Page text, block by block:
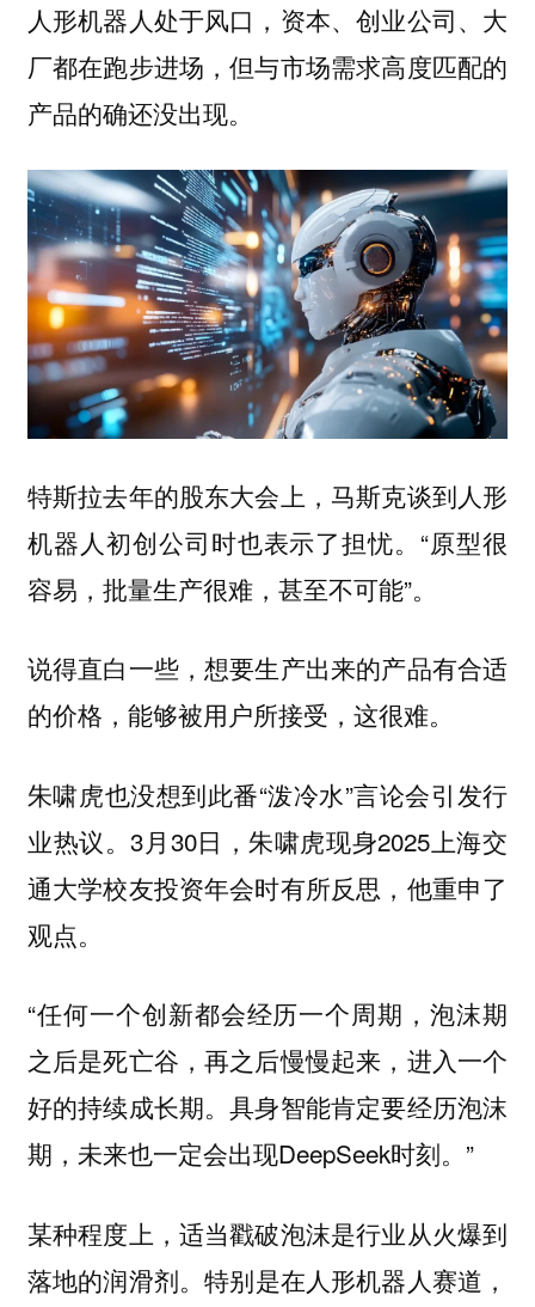
人形机器人处于风口，资本、创业公司、大
厂都在跑步进场，但与市场需求高度匹配的
产品的确还没出现。
特斯拉去年的股东大会上，马斯克谈到人形
机器人初创公司时也表示了担忧。“原型很
容易，批量生产很难，甚至不可能”。
说得直白一些，想要生产出来的产品有合适
的价格，能够被用户所接受，这很难。
朱啸虎也没想到此番“泼冷水”言论会引发行
业热议。3月30日，朱啸虎现身2025上海交
通大学校友投资年会时有所反思，他重申了
观点。
“任何一个创新都会经历一个周期，泡沫期
之后是死亡谷，再之后慢慢起来，进入一个
好的持续成长期。具身智能肯定要经历泡沫
期，未来也一定会出现DeepSeek时刻。”
某种程度上，适当戳破泡沫是行业从火爆到
落地的润滑剂。特别是在人形机器人赛道，